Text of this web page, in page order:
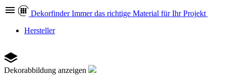
Dekorfinder Immer das richtige Material für Ihr Projekt
Hersteller
Dekorabbildung anzeigen